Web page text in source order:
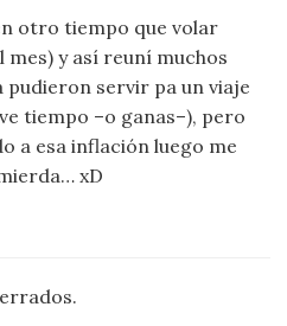
otro tiempo que volar
mes) y así reuní muchos
pudieron servir pa un viaje
tiempo –o ganas–), pero
a esa inflación luego me
xD